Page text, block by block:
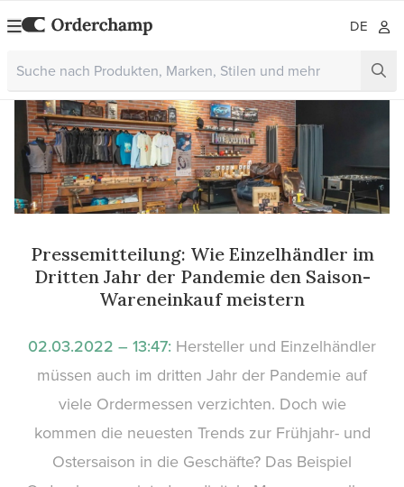
DE
Pressemitteilung: Wie Einzelhändler im
Dritten Jahr der Pandemie den Saison-
Wareneinkauf meistern
02.03.2022 – 13:47: Hersteller und Einzelhändler
müssen auch im dritten Jahr der Pandemie auf
viele Ordermessen verzichten. Doch wie
kommen die neuesten Trends zur Frühjahr- und
Ostersaison in die Geschäfte? Das Beispiel